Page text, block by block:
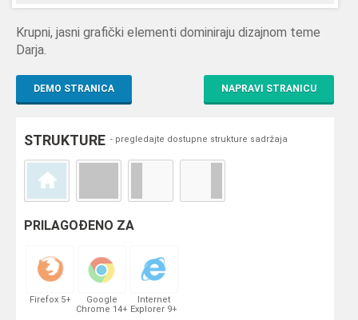
Krupni, jasni grafički elementi dominiraju dizajnom teme
Darja.
DEMO STRANICA NAPRAVI STRANICU
STRUKTURE - pregledajte dostupne strukture sadržaja
PRILAGOĐENO ZA
Firefox 5+
Google
Chrome 14+
Internet
Explorer 9+